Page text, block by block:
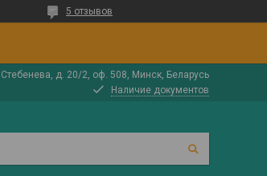
5 отзывов
Стебенева, д. 20/2, оф. 508, Минск, Беларусь
Наличие документов